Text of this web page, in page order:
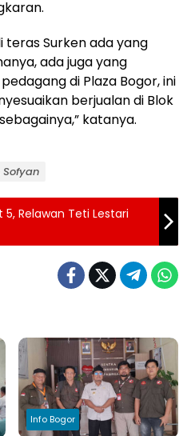
teras Surken ada yang
ada juga yang
di Plaza Bogor, ini
berjualan di Blok
katanya.
Sofyan
Relawan Teti Lestari
Info Bogor